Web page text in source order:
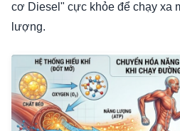
cơ Diesel" cực khỏe để chạy xa
lượng.